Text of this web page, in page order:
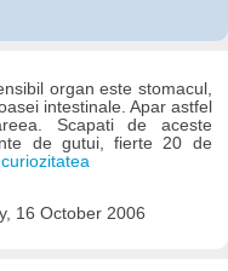
organ este stomacul,
intestinale. Apar astfel
Scapati de aceste
de gutui, fierte 20 de
16 October 2006